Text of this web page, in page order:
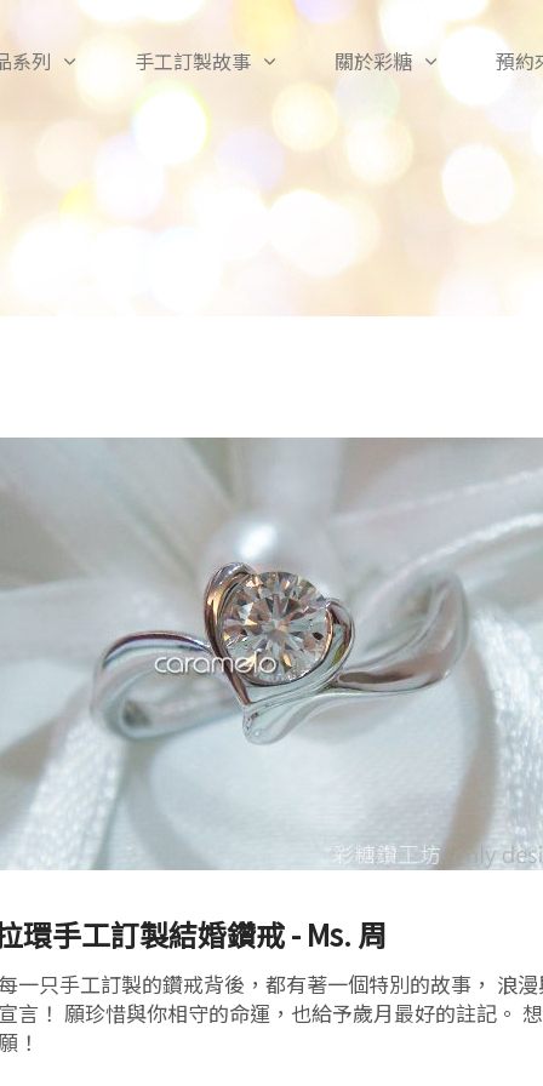
系列 手工訂製故事 關於彩糖 預約
環手工訂製結婚鑽戒 - Ms. 周
一只手工訂製的鑽戒背後，都有著一個特別的故事， 浪
言！ 願珍惜與你相守的命運，也給予歲月最好的註記。
！